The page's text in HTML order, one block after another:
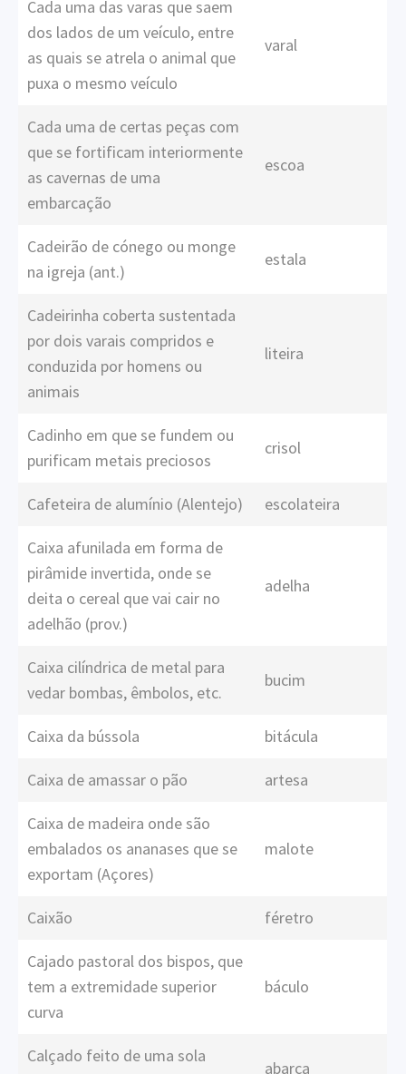
Cada uma das varas que saem
dos lados de um veículo, entre
as quais se atrela o animal que
puxa o mesmo veículo
varal
Cada uma de certas peças com
que se fortificam interiormente
as cavernas de uma
embarcação
escoa
Cadeirão de cónego ou monge
na igreja (ant.)
estala
Cadeirinha coberta sustentada
por dois varais compridos e
conduzida por homens ou
animais
liteira
Cadinho em que se fundem ou
purificam metais preciosos
crisol
Cafeteira de alumínio (Alentejo) escolateira
Caixa afunilada em forma de
pirâmide invertida, onde se
deita o cereal que vai cair no
adelhão (prov.)
adelha
Caixa cilíndrica de metal para
vedar bombas, êmbolos, etc.
bucim
Caixa da bússola bitácula
Caixa de amassar o pão artesa
Caixa de madeira onde são
embalados os ananases que se
exportam (Açores)
malote
Caixão féretro
Cajado pastoral dos bispos, que
tem a extremidade superior
curva
báculo
Calçado feito de uma sola
abarca